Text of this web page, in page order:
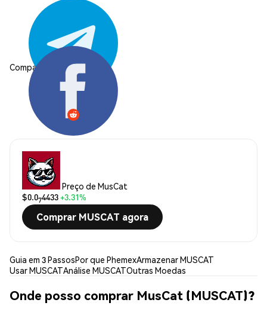
Compartilhar:
Preço de MusCat
$0.074433+3.31%
Comprar MUSCAT agora
Guia em 3 PassosPor que PhemexArmazenar MUSCAT
Usar MUSCATAnálise MUSCATOutras Moedas
Onde posso comprar MusCat (MUSCAT)?